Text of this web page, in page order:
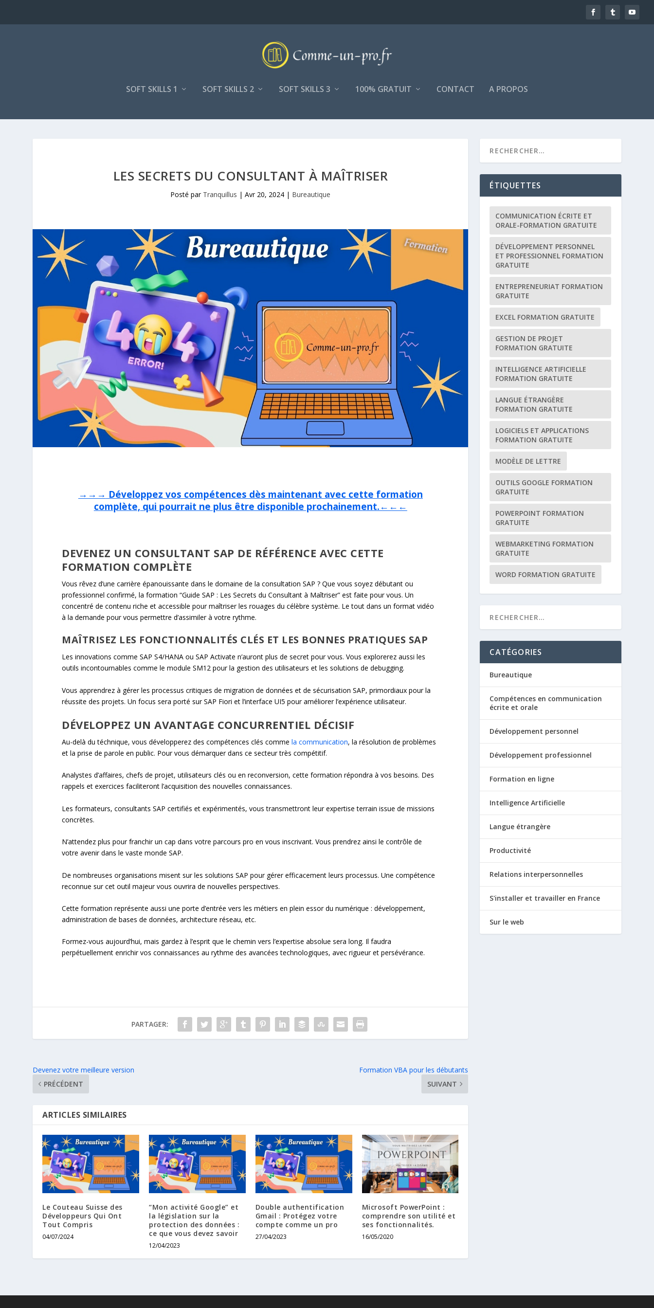
SOFT SKILLS 1 SOFT SKILLS 2 SOFT SKILLS 3 100% GRATUIT CONTACT A PROPOS
LES SECRETS DU CONSULTANT À MAÎTRISER
Posté par Tranquillus |Avr 20, 2024 | Bureautique
→→→ Développez vos compétences dès maintenant avec cette formation
complète, qui pourrait ne plus être disponible prochainement.←←←
DEVENEZ UN CONSULTANT SAP DE RÉFÉRENCE AVEC CETTE
FORMATION COMPLÈTE
Vous rêvez d’une carrière épanouissante dans le domaine de la consultation SAP ? Que vous soyez débutant ou
professionnel confirmé, la formation “Guide SAP : Les Secrets du Consultant à Maîtriser” est faite pour vous. Un
concentré de contenu riche et accessible pour maîtriser les rouages du célèbre système. Le tout dans un format vidéo
à la demande pour vous permettre d’assimiler à votre rythme.
MAÎTRISEZ LES FONCTIONNALITÉS CLÉS ET LES BONNES PRATIQUES SAP
Les innovations comme SAP S4/HANA ou SAP Activate n’auront plus de secret pour vous. Vous explorerez aussi les
outils incontournables comme le module SM12 pour la gestion des utilisateurs et les solutions de debugging.
Vous apprendrez à gérer les processus critiques de migration de données et de sécurisation SAP, primordiaux pour la
réussite des projets. Un focus sera porté sur SAP Fiori et l’interface UI5 pour améliorer l’expérience utilisateur.
DÉVELOPPEZ UN AVANTAGE CONCURRENTIEL DÉCISIF
Au-delà du téchnique, vous développerez des compétences clés commela communication, la résolution de problèmes
et la prise de parole en public. Pour vous démarquer dans ce secteur très compétitif.
Analystes d’affaires, chefs de projet, utilisateurs clés ou en reconversion, cette formation répondra à vos besoins. Des
rappels et exercices faciliteront l’acquisition des nouvelles connaissances.
Les formateurs, consultants SAP certifiés et expérimentés, vous transmettront leur expertise terrain issue de missions
concrètes.
N’attendez plus pour franchir un cap dans votre parcours pro en vous inscrivant. Vous prendrez ainsi le contrôle de
votre avenir dans le vaste monde SAP.
De nombreuses organisations misent sur les solutions SAP pour gérer efficacement leurs processus. Une compétence
reconnue sur cet outil majeur vous ouvrira de nouvelles perspectives.
Cette formation représente aussi une porte d’entrée vers les métiers en plein essor du numérique : développement,
administration de bases de données, architecture réseau, etc.
Formez-vous aujourd’hui, mais gardez à l’esprit que le chemin vers l’expertise absolue sera long. Il faudra
perpétuellement enrichir vos connaissances au rythme des avancées technologiques, avec rigueur et persévérance.
PARTAGER:
Devenez votre meilleure version
PRÉCÉDENT
Formation VBA pour les débutants
SUIVANT
ARTICLES SIMILAIRES
Le Couteau Suisse des
Développeurs Qui Ont
Tout Compris
04/07/2024
“Mon activité Google” et
la législation sur la
protection des données :
ce que vous devez savoir
12/04/2023
Double authentification
Gmail : Protégez votre
compte comme un pro
27/04/2023
Microsoft PowerPoint :
comprendre son utilité et
ses fonctionnalités.
16/05/2020
ÉTIQUETTES
COMMUNICATION ÉCRITE ET
ORALE-FORMATION GRATUITE
DÉVELOPPEMENT PERSONNEL
ET PROFESSIONNEL FORMATION
GRATUITE
ENTREPRENEURIAT FORMATION
GRATUITE
EXCEL FORMATION GRATUITE
GESTION DE PROJET
FORMATION GRATUITE
INTELLIGENCE ARTIFICIELLE
FORMATION GRATUITE
LANGUE ÉTRANGÈRE
FORMATION GRATUITE
LOGICIELS ET APPLICATIONS
FORMATION GRATUITE
MODÈLE DE LETTRE
OUTILS GOOGLE FORMATION
GRATUITE
POWERPOINT FORMATION
GRATUITE
WEBMARKETING FORMATION
GRATUITE
WORD FORMATION GRATUITE
CATÉGORIES
Bureautique
Compétences en communication
écrite et orale
Développement personnel
Développement professionnel
Formation en ligne
Intelligence Artificielle
Langue étrangère
Productivité
Relations interpersonnelles
S'installer et travailler en France
Sur le web